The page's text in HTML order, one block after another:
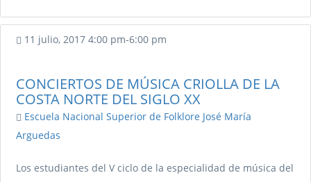
11 julio, 2017 4:00 pm-6:00 pm
CONCIERTOS DE MÚSICA CRIOLLA DE LA
COSTA NORTE DEL SIGLO XX
Escuela Nacional Superior de Folklore José María
Arguedas
Los estudiantes del V ciclo de la especialidad de música del